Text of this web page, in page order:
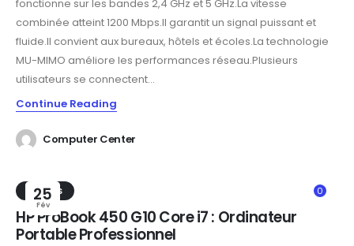
fonctionne sur les bandes 2,4 GHz et 5 GHz.La vitesse
combinée atteint 1200 Mbps.Il garantit un signal puissant et
fluide.Il convient aux bureaux, hôtels et écoles.La technologie
MU-MIMO améliore les performances réseau.Plusieurs
utilisateurs se connectent...
Continue Reading
Computer Center
25
Fév
0
TRENDS
HP ProBook 450 G10 Core i7 : Ordinateur
Portable Professionnel